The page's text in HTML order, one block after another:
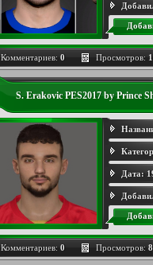
Комментариев: 0 Просмотров:
S. Erakovic PES2017 by Prince
Дата:
Комментариев: 0 Просмотров: